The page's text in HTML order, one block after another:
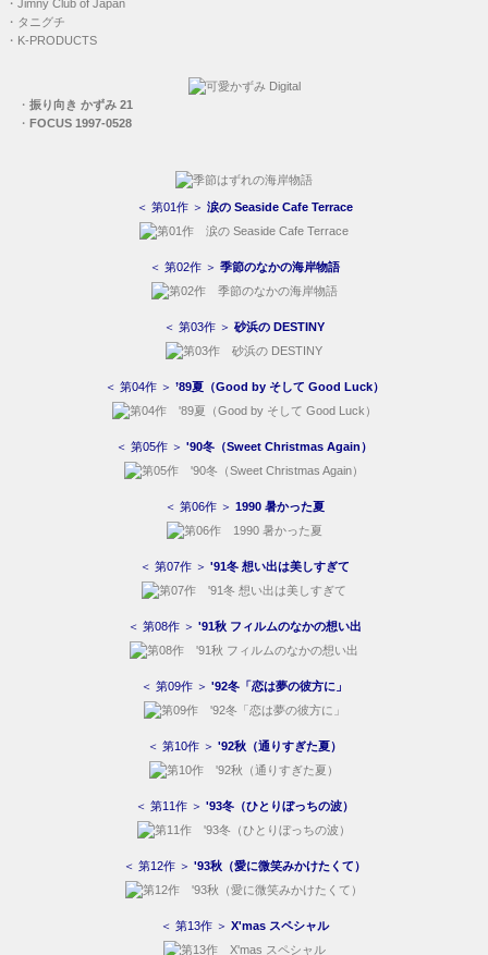
・ Jimny Club of Japan
・ タニグチ
・ K-PRODUCTS
・ 振り向き かずみ 21
・ FOCUS 1997-0528
＜ 第01作 ＞ 涙の Seaside Cafe Terrace
＜ 第02作 ＞ 季節のなかの海岸物語
＜ 第03作 ＞ 砂浜の DESTINY
＜ 第04作 ＞ ’89夏（Good by そして Good Luck）
＜ 第05作 ＞ '90冬（Sweet Christmas Again）
＜ 第06作 ＞ 1990 暑かった夏
＜ 第07作 ＞ '91冬 想い出は美しすぎて
＜ 第08作 ＞ '91秋 フィルムのなかの想い出
＜ 第09作 ＞ '92冬「恋は夢の彼方に」
＜ 第10作 ＞ '92秋（通りすぎた夏）
＜ 第11作 ＞ '93冬（ひとりぼっちの波）
＜ 第12作 ＞ '93秋（愛に微笑みかけたくて）
＜ 第13作 ＞ X'mas スペシャル